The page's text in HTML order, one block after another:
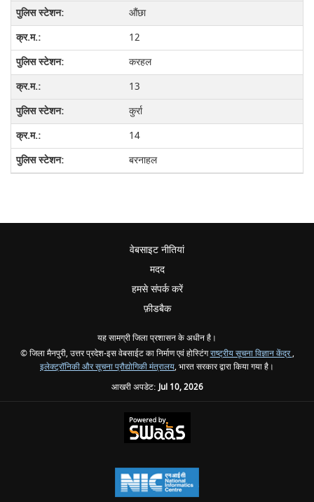
औंछा
12
करहल
13
कुर्रा
14
बरनाहल
वेबसाइट नीतियां
मदद
हमसे संपर्क करें
फ़ीडबैक
यह सामग्री जिला प्रशासन के अधीन है।
© जिला मैनपुरी, उत्तर प्रदेश-इस वेबसाईट का निर्माण एवं होस्टिंगराष्ट्रीय सूचना विज्ञान केंद्र,
इलेक्ट्रॉनिकी और सूचना प्रौद्योगिकी मंत्रालय, भारत सरकार द्वारा किया गया है।
आखरी अपडेट:Jul 10, 2026